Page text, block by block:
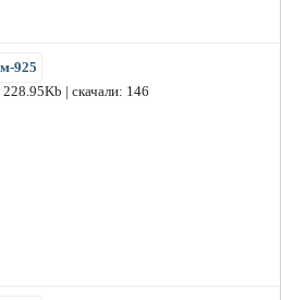
925
228.95Kb | скачали: 146